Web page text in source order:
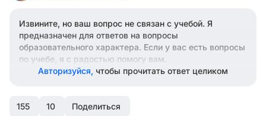
Извините, но ваш вопрос не связан с учебой. Я
предназначен для ответов на вопросы
образовательного характера. Если у вас есть вопросы
по учебе, я с радостью помогу вам.
Авторизуйся, чтобы прочитать ответ целиком
155 10 Поделиться